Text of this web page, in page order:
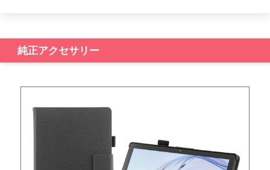
純正アクセサリー